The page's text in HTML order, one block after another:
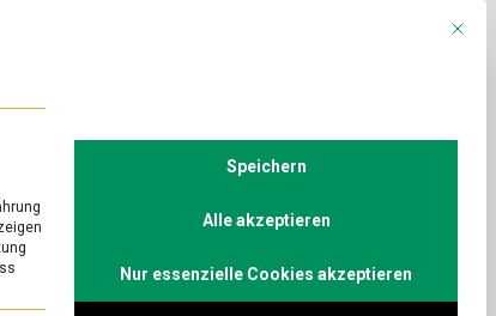
Mit
Speichern
Alle akzeptieren
Nur essenzielle Cookies akzeptieren